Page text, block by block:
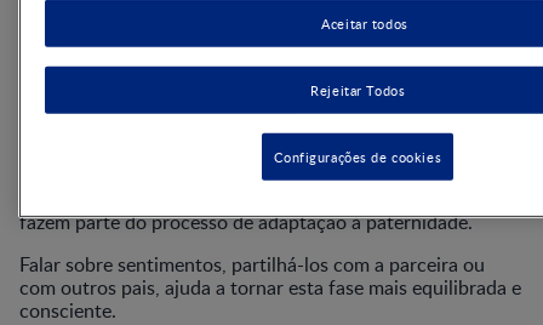
Alguns pais podem também sentir ansiedade em relação às
novas responsabilidades, mudanças financeiras ou receio
de não saber cuidar do bebé. Falar sobre estas emoções e
procurar apoio quando necessário pode ajudar a viver esta
fase com maior tranquilidade.
Alguns pais sentem-se profundamente ligados ao bebé
desde cedo, enquanto outros precisam de mais tempo para
fazem parte do processo de adaptação à paternidade.
Falar sobre sentimentos, partilhá-los com a parceira ou
com outros pais, ajuda a tornar esta fase mais equilibrada e
consciente.
Rejeitar Todos
Aceitar todos
Configurações de cookies